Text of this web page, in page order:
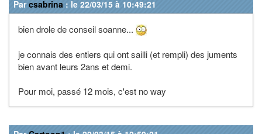
Parcsabrina : le 22/03/15 à 10:49:21
bien drole de conseil soanne...
je connais des entiers qui ont sailli (et rempli) des juments
bien avant leurs 2ans et demi.
Pour moi, passé 12 mois, c'est no way